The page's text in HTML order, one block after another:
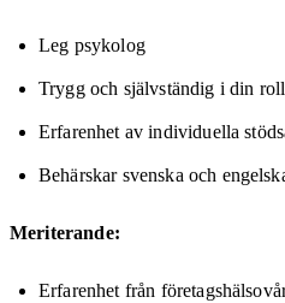
Leg psykolog
Trygg och självständig i din
Erfarenhet av individuella
Behärskar svenska och
Meriterande:
Erfarenhet från